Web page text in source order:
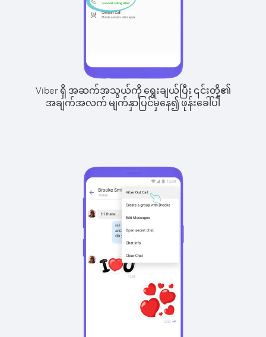
Viber ရှိ အဆက်အသွယ်ကို ရွေးချယ်ပြီး ၎င်းတို့၏
အချက်အလက် မျက်နှာပြင်မှနေ၍ ဖုန်းခေါ်ပါ